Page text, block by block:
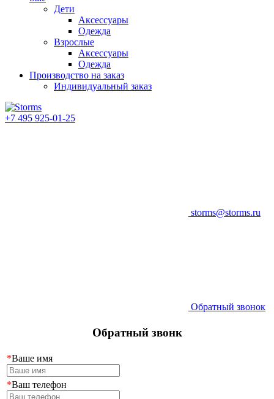
Дети
Аксессуары
Одежда
Взрослые
Аксессуары
Одежда
Производство на заказ
Индивидуальный заказ
+7 495 925-01-25
storms@storms.ru
Обратный звонок
Обратный звонк
*Ваше имя
*Ваш телефон